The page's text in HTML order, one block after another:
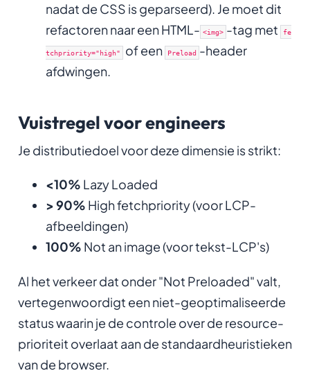
nadat de CSS is geparseerd). Je moet dit
refactoren naar een HTML- <img> -tag met fe
tchpriority="high" of een Preload -header
afdwingen.
Vuistregel voor engineers
Je distributiedoel voor deze dimensie is strikt:
<10% Lazy Loaded
> 90% High fetchpriority (voor LCP-
afbeeldingen)
100% Not an image (voor tekst-LCP's)
Al het verkeer dat onder "Not Preloaded" valt,
vertegenwoordigt een niet-geoptimaliseerde
status waarin je de controle over de resource-
prioriteit overlaat aan de standaardheuristieken
van de browser.